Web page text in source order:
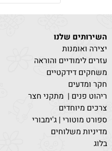
השירותים שלנו
יצירה ואומנות
עזרים לימודיים והוראה
משחקים דידקטיים
חקר ומדעים
ריהוט פנים | מתקני חצר
צרכים מיוחדים
ספורט מוטורי | ג'ימבורי
מדיניות משלוחים
בלוג